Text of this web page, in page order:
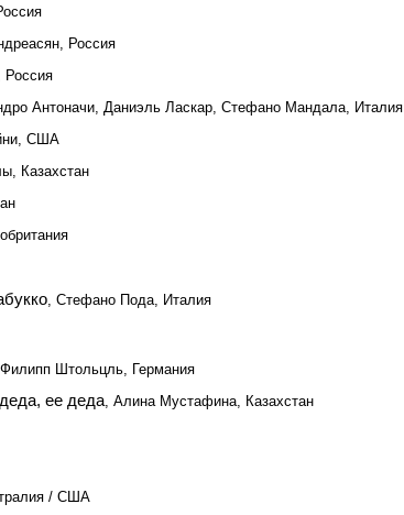
Россия
Россия
Антоначи, Даниэль Ласкар, Стефано Мандала, Италия
США
Казахстан
, Стефано Пода, Италия
Штольцль, Германия
ее деда, Алина Мустафина, Казахстан
/ США